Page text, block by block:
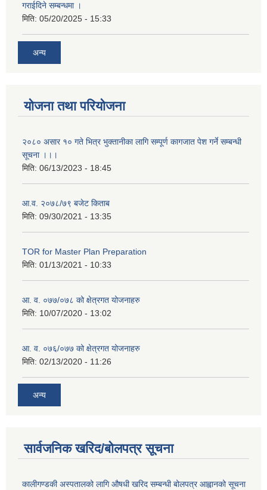
गराईदिने सम्बन्धमा ।
मिति: 05/20/2025 - 15:33
अन्य
योजना तथा परियोजना
२०८० असार १० गते भित्र भुक्तानीका लागि सम्पूर्ण कागजात पेश गर्ने सम्बन्धी
सूचना ।।।
मिति: 06/13/2023 - 18:45
आ.व. २०७८/७९ बजेट किताब
मिति: 09/30/2021 - 13:35
TOR for Master Plan Preparation
मिति: 01/13/2021 - 10:33
आ. व. ०७७/०७८ को क्षेत्रगत योजनाहरु
मिति: 10/07/2020 - 13:02
आ. व. ०७६/०७७ को क्षेत्रगत योजनाहरु
मिति: 02/13/2020 - 11:26
अन्य
सार्वजनिक खरिद/बोलपत्र सूचना
कालीगण्डकी अस्पतालको लागि औषधी खरिद सम्बन्धी बोलपत्र आह्वानको सूचना